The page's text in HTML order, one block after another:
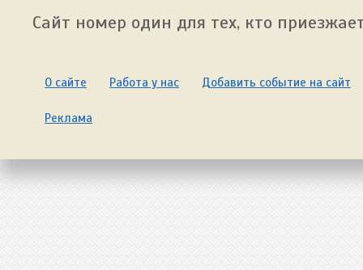
Сайт номер один для тех, кто
О сайте Работа у нас Добавить событие на сайт
Реклама